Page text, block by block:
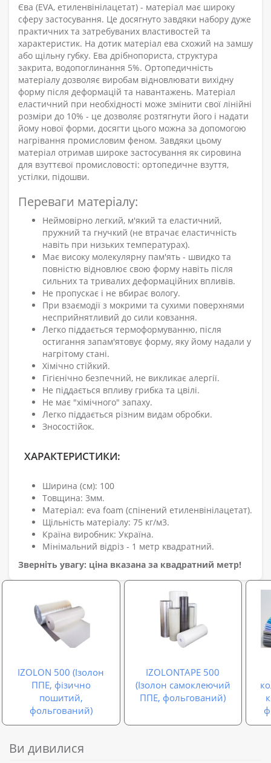
Єва (EVA, етиленвінілацетат) - матеріал має широку
сферу застосування. Це досягнуто завдяки набору дуже
практичних та затребуваних властивостей та
характеристик. На дотик матеріал ева схожий на замшу
або щільну губку. Ева дрібнопориста, структура
закрита, водопоглинання 5%. Ортопедичність
матеріалу дозволяє виробам відновлювати вихідну
форму після деформацій та навантажень. Матеріал
еластичний при необхідності може змінити свої лінійні
розміри до 10% - це дозволяє розтягнути його і надати
йому нової форми, досягти цього можна за допомогою
нагрівання промисловим феном. Завдяки цьому
матеріал отримав широке застосування як сировина
для взуттєвої промисловості: ортопедичне взуття,
устілки, підошви.
Переваги матеріалу:
Неймовірно легкий, м'який та еластичний,
пружний та гнучкий (не втрачає еластичність
навіть при низьких температурах).
Має високу молекулярну пам'ять - швидко та
повністю відновлює свою форму навіть після
сильних та тривалих деформаційних впливів.
Не пропускає і не вбирає вологу.
При взаємодії з мокрими та сухими поверхнями
несприйнятливий до сили ковзання.
Легко піддається термоформуванню, після
остигання запам'ятовує форму, яку йому надали у
нагрітому стані.
Хімічно стійкий.
Гігієнічно безпечний, не викликає алергії.
Не піддається впливу грибка та цвілі.
Не має "хімічного" запаху.
Легко піддається різним видам обробки.
Зносостійок.
ХАРАКТЕРИСТИКИ:
Ширина (см): 100
Товщина: 3мм.
Матеріал: eva foam (спінений етиленвінілацетат).
Щільність матеріалу: 75 кг/м3.
Країна виробник: Україна.
Мінімальний відріз - 1 метр квадратний.
Зверніть увагу: ціна вказана за квадратний метр!
IZOLON 500 (Ізолон
ППЕ, фізично
пошитий,
фольгований)
IZOLONTAPE 500
(Ізолон самоклеючий
ППЕ, фольгований)
Ви дивилися